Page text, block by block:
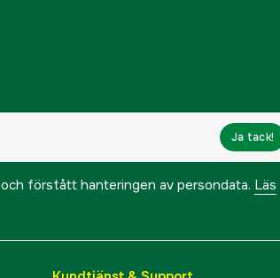
Ja tack!
förstått hanteringen av persondata. Läs